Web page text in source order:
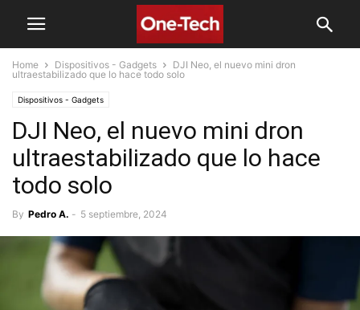
Home Dispositivos - Gadgets
DJI Neo, el nuevo mini dron
ultraestabilizado que lo hace todo solo
Dispositivos - Gadgets
DJI Neo, el nuevo mini dron
ultraestabilizado que lo hace
todo solo
By Pedro A. - 5 septiembre, 2024